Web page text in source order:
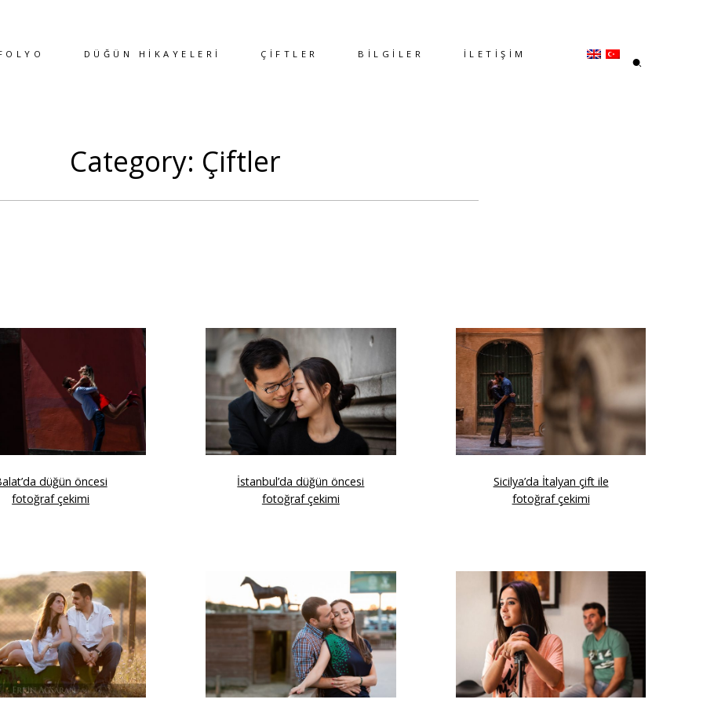
DÜĞÜN HİKAYELERİ ÇİFTLER BİLGİLER İLETİŞİM
Category: Çiftler
düğün öncesi
fotoğraf çekimi
İstanbul’da düğün öncesi
fotoğraf çekimi
Sicilya’da İtalyan çift ile
fotoğraf çekimi